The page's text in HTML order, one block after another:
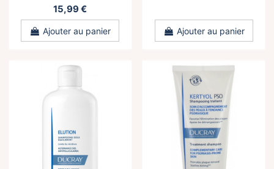
15,99 €
Ajouter au panier Ajouter au panier